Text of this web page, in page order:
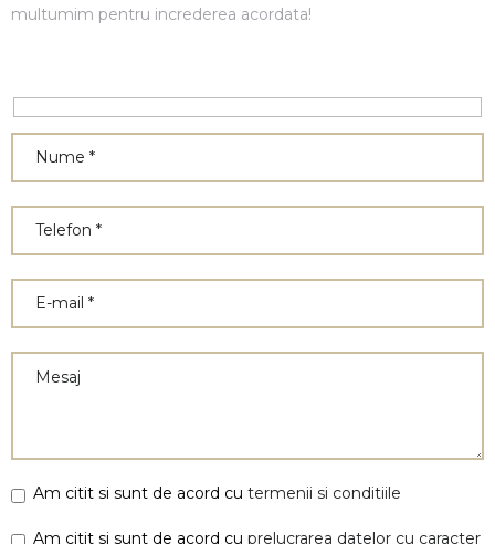
multumim pentru increderea acordata!
Am citit si sunt de acord cu termenii si conditiile
Am citit si sunt de acord cu prelucrarea datelor cu caracter